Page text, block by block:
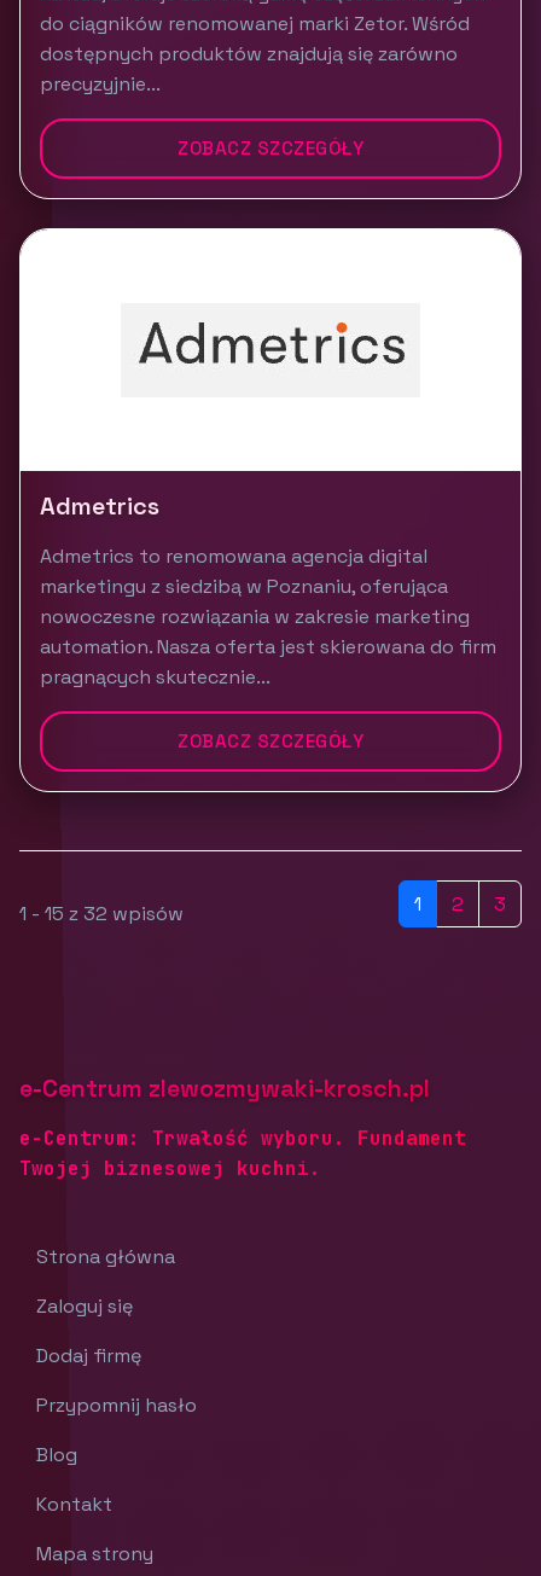
do ciągników renomowanej marki Zetor. Wśród
dostępnych produktów znajdują się zarówno
precyzyjnie...
ZOBACZ SZCZEGÓŁY
Admetrics
Admetrics to renomowana agencja digital
marketingu z siedzibą w Poznaniu, oferująca
nowoczesne rozwiązania w zakresie marketing
automation. Nasza oferta jest skierowana do firm
pragnących skutecznie...
ZOBACZ SZCZEGÓŁY
1 - 15 z 32 wpisów 1 2 3
e-Centrum zlewozmywaki-krosch.pl
e-Centrum: Trwałość wyboru. Fundament
Twojej biznesowej kuchni.
Strona główna
Zaloguj się
Dodaj firmę
Przypomnij hasło
Blog
Kontakt
Mapa strony